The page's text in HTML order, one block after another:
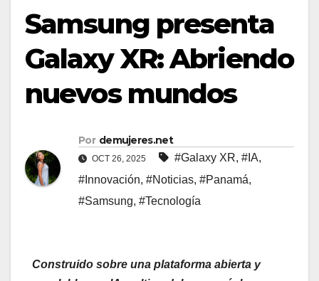
Samsung presenta
Galaxy XR: Abriendo
nuevos mundos
Por demujeres.net
OCT 26, 2025 #Galaxy XR, #IA,
#Innovación, #Noticias, #Panamá,
#Samsung, #Tecnología
Construido sobre una plataforma abierta y